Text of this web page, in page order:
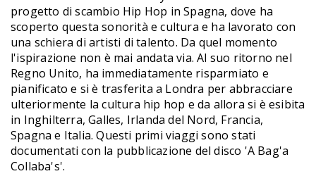
progetto di scambio Hip Hop in Spagna, dove ha
scoperto questa sonorità e cultura e ha lavorato con
una schiera di artisti di talento. Da quel momento
l'ispirazione non è mai andata via. Al suo ritorno nel
Regno Unito, ha immediatamente risparmiato e
pianificato e si è trasferita a Londra per abbracciare
ulteriormente la cultura hip hop e da allora si è esibita
in Inghilterra, Galles, Irlanda del Nord, Francia,
Spagna e Italia. Questi primi viaggi sono stati
documentati con la pubblicazione del disco 'A Bag'a
Collaba's'.